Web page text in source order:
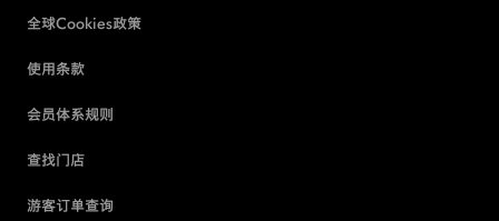
全球Cookies政策
使用条款
会员体系规则
查找门店
游客订单查询